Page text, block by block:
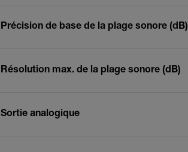
Précision de base de la plage sonore (dB)
Résolution max. de la plage sonore (dB)
Sortie analogique